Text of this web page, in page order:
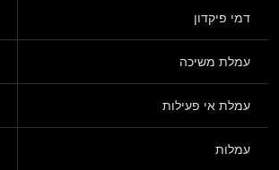
דמי פיקדון
עמלת משיכה
עמלת אי פעילות
עמלות